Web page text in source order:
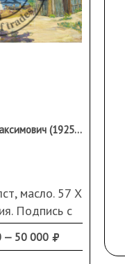
Судаков Николай Максимович (1925-1991)
масло. 57 Х
Подпись с
— 50 000